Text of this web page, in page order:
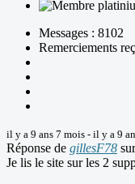
Messages : 8102
Remerciements
il y a 9 ans 7 mois - il y a 9
Réponse de gillesF78
Je lis le site sur les 2